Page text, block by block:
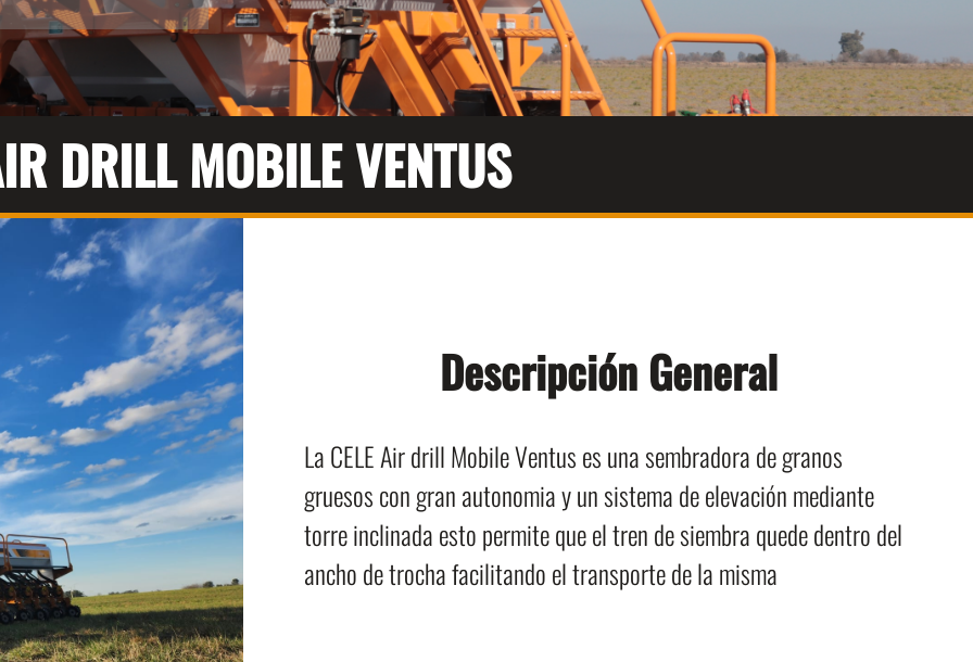
DRILL MOBILE VENTUS
Descripción General
La CELE Air drill Mobile Ventus es una sembradora de granos
gruesos con gran autonomia y un sistema de elevación mediante
torre inclinada esto permite que el tren de siembra quede dentro del
ancho de trocha facilitando el transporte de la misma